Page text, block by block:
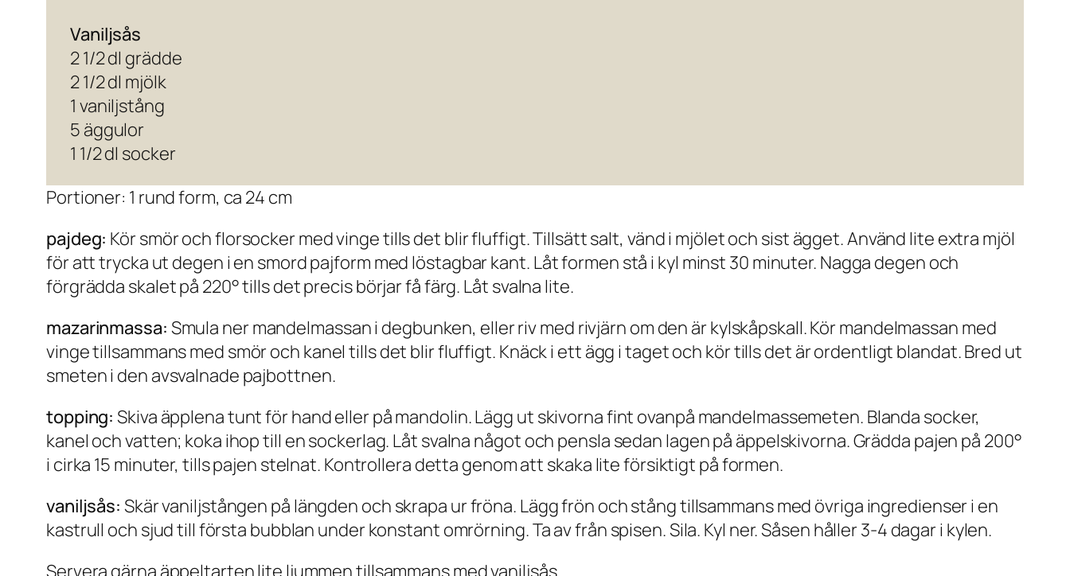
Vaniljsås
2 1/2 dl grädde
2 1/2 dl mjölk
1 vaniljstång
5 äggulor
1 1/2 dl socker
Portioner: 1 rund form, ca 24 cm
pajdeg: Kör smör och florsocker med vinge tills det blir fluffigt. Tillsätt salt, vänd i mjölet och sist ägget. Använd lite extra mjöl
för att trycka ut degen i en smord pajform med löstagbar kant. Låt formen stå i kyl minst 30 minuter. Nagga degen och
förgrädda skalet på 220° tills det precis börjar få färg. Låt svalna lite.
mazarinmassa: Smula ner mandelmassan i degbunken, eller riv med rivjärn om den är kylskåpskall. Kör mandelmassan med
vinge tillsammans med smör och kanel tills det blir fluffigt. Knäck i ett ägg i taget och kör tills det är ordentligt blandat. Bred ut
smeten i den avsvalnade pajbottnen.
topping: Skiva äpplena tunt för hand eller på mandolin. Lägg ut skivorna fint ovanpå mandelmassemeten. Blanda socker,
kanel och vatten; koka ihop till en sockerlag. Låt svalna något och pensla sedan lagen på äppelskivorna. Grädda pajen på 200°
i cirka 15 minuter, tills pajen stelnat. Kontrollera detta genom att skaka lite försiktigt på formen.
vaniljsås: Skär vaniljstången på längden och skrapa ur fröna. Lägg frön och stång tillsammans med övriga ingredienser i en
kastrull och sjud till första bubblan under konstant omrörning. Ta av från spisen. Sila. Kyl ner. Såsen håller 3-4 dagar i kylen.